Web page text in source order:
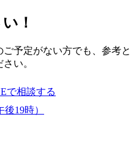
！
予定がない方でも、参考と
い。
で相談する
後19時）